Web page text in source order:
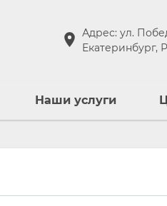
Адрес: ул.
Екатеринбург,
Наши услуги